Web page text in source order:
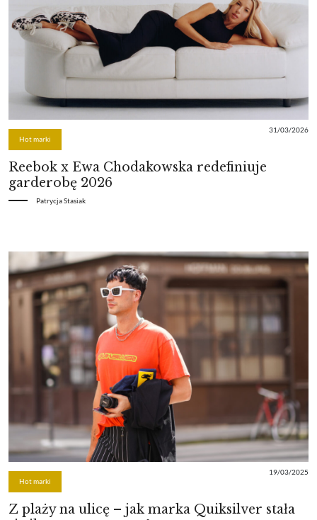
Hot marki
31/03/2026
Reebok x Ewa Chodakowska redefiniuje
garderobę 2026
Patrycja Stasiak
Hot marki
19/03/2025
Z plaży na ulicę – jak marka Quiksilver stała